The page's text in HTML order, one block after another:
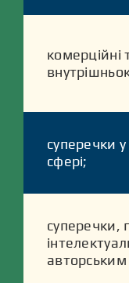
комерційні
суперечки,
суперечки у
сфері;